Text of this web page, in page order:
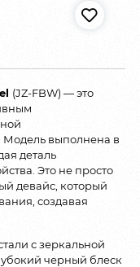
(JZ-FBW) — это
выполнена в
деталь
Это не просто
девайс, который
создавая
с зеркальной
черный блеск